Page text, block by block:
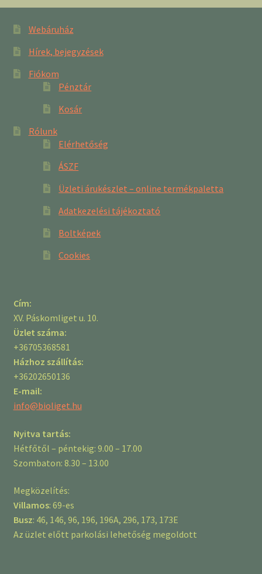
Webáruház
Hírek, bejegyzések
Fiókom
Pénztár
Kosár
Rólunk
Elérhetőség
ÁSZF
Üzleti árukészlet – online termékpaletta
Adatkezelési tájékoztató
Boltképek
Cookies
Cím:
XV. Páskomliget u. 10.
Üzlet száma:
+36705368581
Házhoz szállítás:
+36202650136
E-mail:
info@bioliget.hu
Nyitva tartás:
Hétfőtől – péntekig: 9.00 – 17.00
Szombaton: 8.30 – 13.00
Megközelítés:
Villamos: 69-es
Busz: 46, 146, 96, 196, 196A, 296, 173, 173E
Az üzlet előtt parkolási lehetőség megoldott